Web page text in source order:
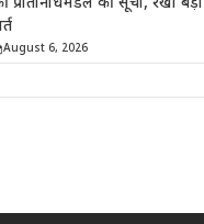
August 6, 2026